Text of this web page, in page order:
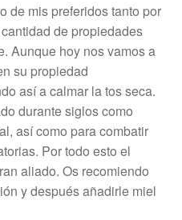
de mis preferidos tanto por
de propiedades
Aunque hoy nos vamos a
su propiedad
así a calmar la tos seca.
durante siglos como
así como para combatir
Por todo esto el
aliado. Os recomiendo
y después añadirle miel